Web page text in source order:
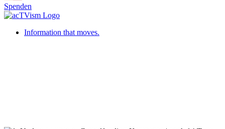
Spenden
Information that moves.